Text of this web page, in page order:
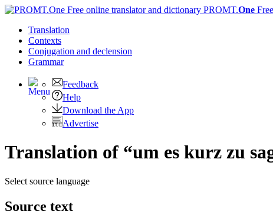
PROMT.One
Translation
Contexts
Conjugation and declension
Grammar
Feedback
Help
Download the App
Advertise
Translation of “um es kurz zu
Select source language
Source text